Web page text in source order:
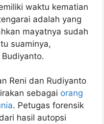
waktu kematian
adalah yang
mayatnya sudah
suaminya,
Reni dan Rudiyanto
sebagai orang
. Petugas forensik
hasil autopsi